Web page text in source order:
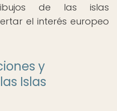
de las islas
el interés europeo
y
Islas